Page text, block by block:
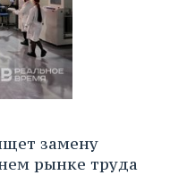
замену
рынке труда